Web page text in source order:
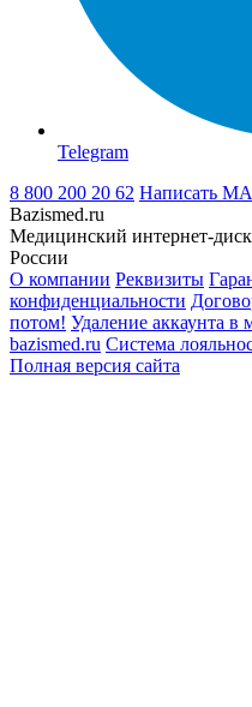
Telegram
8 800 200 20 62 Написать
Bazismed.ru
Медицинский интернет-
России
О компании Реквизиты
конфиденциальности
потом! Удаление аккаунта
bazismed.ru Система
Полная версия сайта